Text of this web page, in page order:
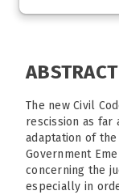
ABSTRACT
The new Civil
rescission as far
adaptation of
Government
concerning the
especially in